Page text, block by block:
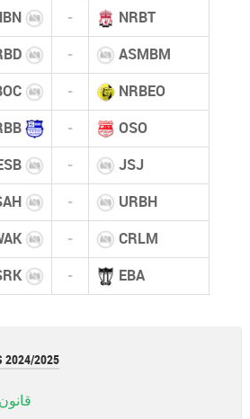
- NRBT
- ASMBM
- NRBEO
- OSO
- JSJ
- URBH
- CRLM
- EBA
2024/2025
قانون